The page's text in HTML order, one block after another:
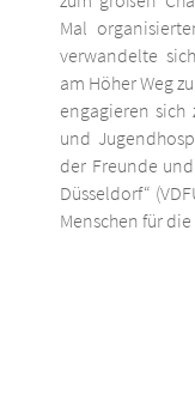
Mal
verwandelte
am Höher Weg
engagieren sich
und
der Freunde
Düsseldorf“
Menschen für